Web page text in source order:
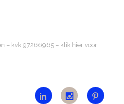
– kvk 97266965 – klik hier voor